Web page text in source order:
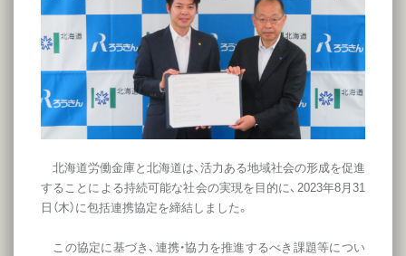
北海道労働金庫と北海道は、活力ある地域社会の形成を促進
することによる持続可能な社会の実現を目的に、2023年8月31
日（木）に包括連携協定を締結しました。
この協定に基づき、連携・協力を推進するべき課題等につい